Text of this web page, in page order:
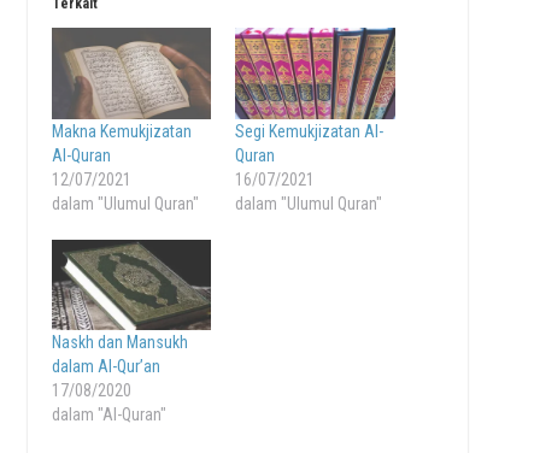
Makna Kemukjizatan
Al-Quran
12/07/2021
dalam "Ulumul Quran"
Segi Kemukjizatan Al-
Quran
16/07/2021
dalam "Ulumul Quran"
Naskh dan Mansukh
dalam Al-Qur’an
17/08/2020
dalam "Al-Quran"